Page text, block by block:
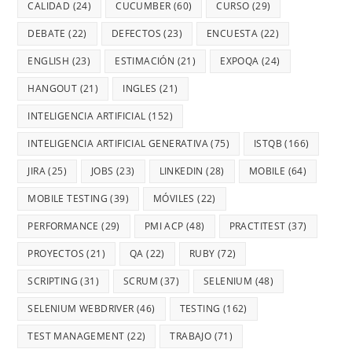
CALIDAD (24) CUCUMBER (60) CURSO (29)
DEBATE (22) DEFECTOS (23) ENCUESTA (22)
ENGLISH (23) ESTIMACIÓN (21) EXPOQA (24)
HANGOUT (21) INGLES (21)
INTELIGENCIA ARTIFICIAL (152)
INTELIGENCIA ARTIFICIAL GENERATIVA(75) ISTQB (166)
JIRA(25) JOBS (23) LINKEDIN (28) MOBILE (64)
MOBILE TESTING (39) MÓVILES (22)
PERFORMANCE (29) PMI ACP (48) PRACTITEST (37)
PROYECTOS (21) QA (22) RUBY (72)
SCRIPTING (31) SCRUM (37) SELENIUM (48)
SELENIUM WEBDRIVER (46) TESTING (162)
TEST MANAGEMENT (22) TRABAJO (71)